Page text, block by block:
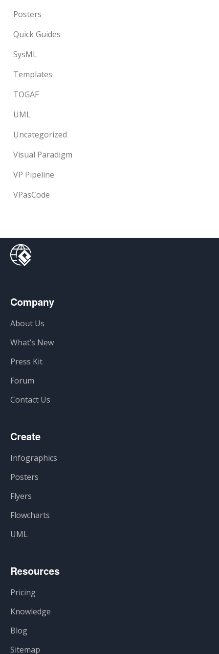
Posters
Quick Guides
SysML
Templates
TOGAF
UML
Uncategorized
Visual Paradigm
VP Pipeline
VPasCode
Company
About Us
What’s New
Press Kit
Forum
Contact Us
Create
Infographics
Posters
Flyers
Flowcharts
UML
Resources
Pricing
Knowledge
Blog
Sitemap